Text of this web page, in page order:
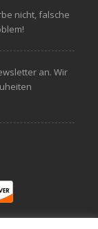
nicht, falsche
an. Wir